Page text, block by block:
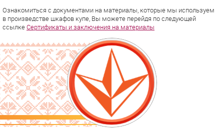
Ознакомиться с документами на материалы, которые мы используем
в произведстве шкафов купе, Вы можете перейдя по следующей
ссылкеСертификаты и заключения на материалы